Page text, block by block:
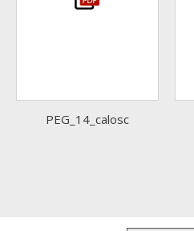
PEG_14_calosc